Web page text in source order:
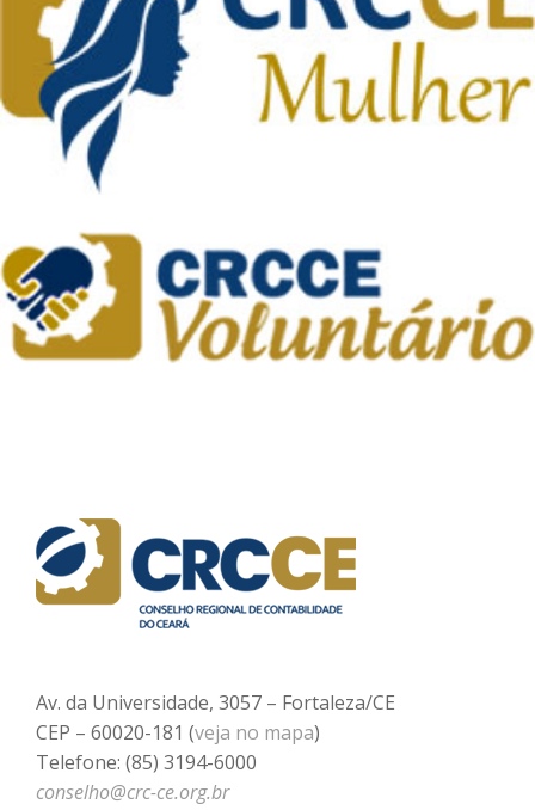
Av. da Universidade, 3057 – Fortaleza/CE
CEP – 60020-181 (veja no mapa)
Telefone: (85) 3194-6000
conselho@crc-ce.org.br